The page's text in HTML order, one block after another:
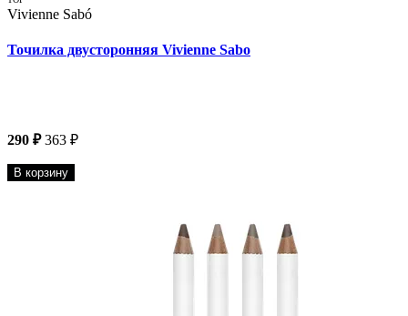
Vivienne Sabó
Точилка двусторонняя Vivienne Sabo
290 ₽ 363 ₽
В корзину